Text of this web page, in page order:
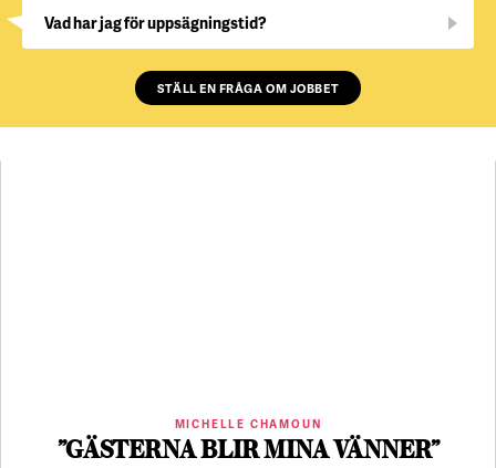
Vad har jag för uppsägningstid?
STÄLL EN FRÅGA OM JOBBET
MICHELLE CHAMOUN
”GÄSTERNA BLIR MINA VÄNNER”